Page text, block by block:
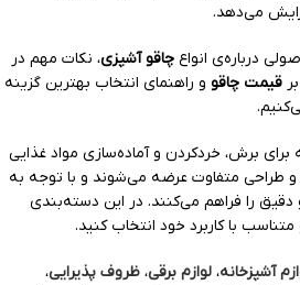
می‌دهد.
درباره‌ی انواع چاقو آشپزی، نکات مهم در
قیمت چاقو و راهنمای انتخاب بهترین گزینه
برای برش، خردکردن و آماده‌سازی مواد غذایی
طراحی متفاوت عرضه می‌شوند و با توجه به
دقیق را فراهم می‌کنند. در این دسته‌بندی
متناسب با کاربرد خود انتخاب کنید.
آشپزخانه، لوازم برقی، ظروف پذیرایی،